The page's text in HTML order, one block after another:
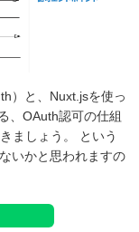
）と、Nuxt.jsを使っ
、OAuth認可の仕組
ましょう。 という
いかと思われますの